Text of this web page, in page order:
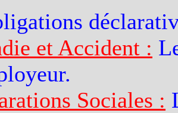
et Accident :
Sociales :